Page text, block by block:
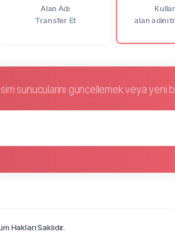
Alan Adı
Transfer Et
alan adını
sunucularını güncellemek veya yeni
Hakları Saklıdır.